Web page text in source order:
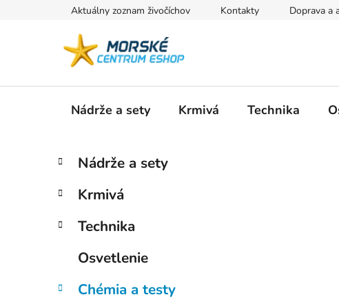
Aktuálny zoznam živočíchov Kontakty Doprava a
Nádrže a sety Krmivá Technika
B
č
ý
n
e
Preskočiť
kategórie
K
a
e
ó
Nádrže a sety
Krmivá
Technika
Osvetlenie
Chémia a testy